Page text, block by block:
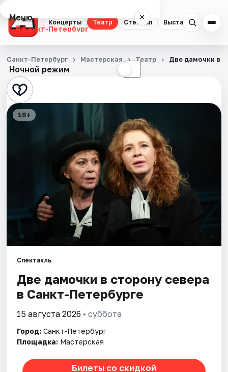
Концерты Театр Стендап Выставки
Меню ×
Санкт-Петербург
Концерты
Театр
Стендап
События
Площадки
Артисты
Ночной режим ☾
Санкт-Петербург Мастерская Театр Две дамочки в
16+
Спектакль
Две дамочки в сторону севера
в Санкт-Петербурге
15 августа 2026 • суббота
Город: Санкт-Петербург
Площадка: Мастерская
Билеты со скидкой